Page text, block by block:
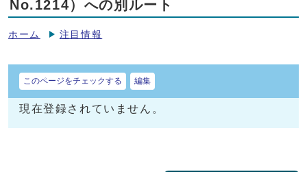
No.1214）への別ルート
ホーム 注目情報
このページをチェックする 編集
現在登録されていません。